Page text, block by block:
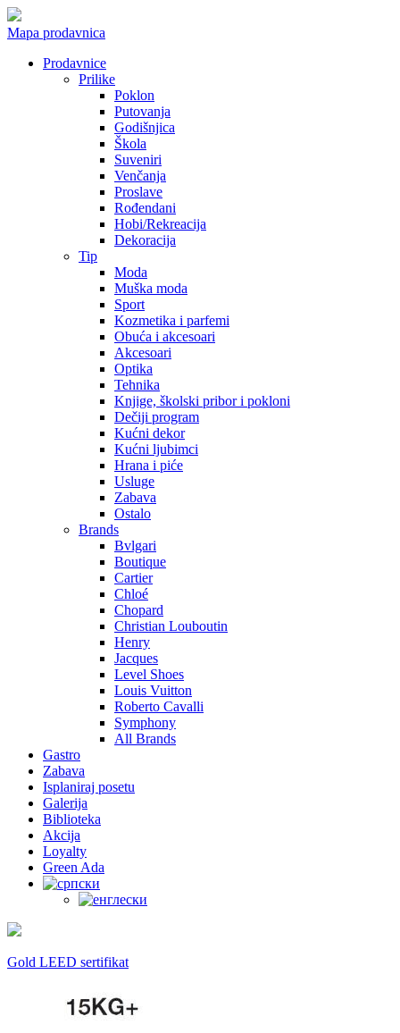
Mapa prodavnica
Prodavnice
Prilike
Poklon
Putovanja
Godišnjica
Škola
Suveniri
Venčanja
Proslave
Rođendani
Hobi/Rekreacija
Dekoracija
Tip
Moda
Muška moda
Sport
Kozmetika i parfemi
Obuća i akcesoari
Akcesoari
Optika
Tehnika
Knjige, školski pribor i pokloni
Dečiji program
Kućni dekor
Kućni ljubimci
Hrana i piće
Usluge
Zabava
Ostalo
Brands
Bvlgari
Boutique
Cartier
Chloé
Chopard
Christian Louboutin
Henry
Jacques
Level Shoes
Louis Vuitton
Roberto Cavalli
Symphony
All Brands
Gastro
Zabava
Isplaniraj posetu
Galerija
Biblioteka
Akcija
Loyalty
Green Ada
Gold LEED sertifikat